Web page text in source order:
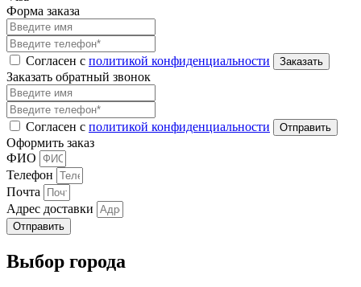
Форма заказа
Согласен с политикой конфиденциальности
Заказать обратный звонок
Согласен с политикой конфиденциальности
Оформить заказ
ФИО
Телефон
Почта
Адрес доставки
Отправить
Выбор города